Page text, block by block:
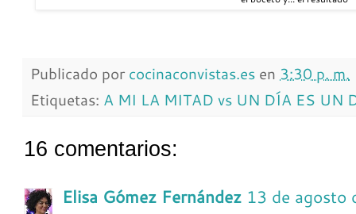
Publicado por cocinaconvistas.es en 3:30 p. m.
Etiquetas: A MI LA MITAD vs UN DÍA ES UN
16 comentarios:
Elisa Gómez Fernández 13 de agosto